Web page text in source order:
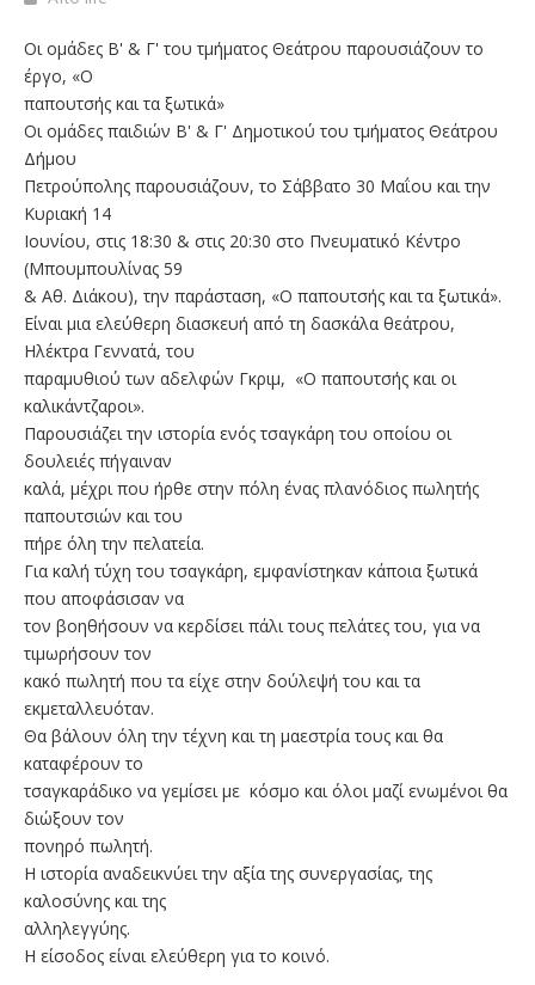
Οι ομάδες Β' & Γ' του τμήματος Θεάτρου παρουσιάζουν το
έργο, «Ο
παπουτσής και τα ξωτικά»
Οι ομάδες παιδιών Β' & Γ' Δημοτικού του τμήματος Θεάτρου
Δήμου
Πετρούπολης παρουσιάζουν, το Σάββατο 30 Μαΐου και την
Κυριακή 14
Ιουνίου, στις 18:30 & στις 20:30 στο Πνευματικό Κέντρο
(Μπουμπουλίνας 59
& Αθ. Διάκου), την παράσταση, «Ο παπουτσής και τα ξωτικά».
Είναι μια ελεύθερη διασκευή από τη δασκάλα θεάτρου,
Ηλέκτρα Γεννατά, του
παραμυθιού των αδελφών Γκριμ, «Ο παπουτσής και οι
καλικάντζαροι».
Παρουσιάζει την ιστορία ενός τσαγκάρη του οποίου οι
δουλειές πήγαιναν
καλά, μέχρι που ήρθε στην πόλη ένας πλανόδιος πωλητής
παπουτσιών και του
πήρε όλη την πελατεία.
Για καλή τύχη του τσαγκάρη, εμφανίστηκαν κάποια ξωτικά
που αποφάσισαν να
τον βοηθήσουν να κερδίσει πάλι τους πελάτες του, για να
τιμωρήσουν τον
κακό πωλητή που τα είχε στην δούλεψή του και τα
εκμεταλλευόταν.
Θα βάλουν όλη την τέχνη και τη μαεστρία τους και θα
καταφέρουν το
τσαγκαράδικο να γεμίσει με κόσμο και όλοι μαζί ενωμένοι θα
διώξουν τον
πονηρό πωλητή.
Η ιστορία αναδεικνύει την αξία της συνεργασίας, της
καλοσύνης και της
αλληλεγγύης.
Η είσοδος είναι ελεύθερη για το κοινό.